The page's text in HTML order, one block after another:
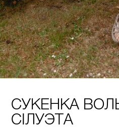
СУКЕНКА
СІЛУЭТА